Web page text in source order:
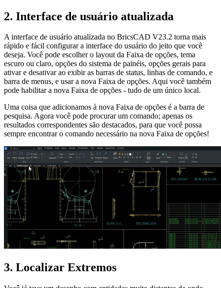
2. Interface de usuário atualizada
A interface de usuário atualizada no BricsCAD V23.2 torna mais
rápido e fácil configurar a interface do usuário do jeito que você
deseja. Você pode escolher o layout da Faixa de opções, tema
escuro ou claro, opções do sistema de painéis, opções gerais para
ativar e desativar ao exibir as barras de status, linhas de comando, e
barra de menus, e usar a nova Faixa de opções. Aqui você também
pode habilitar a nova Faixa de opções - tudo de um único local.
Uma coisa que adicionamos à nova Faixa de opções é a barra de
pesquisa. Agora você pode procurar um comando; apenas os
resultados correspondentes são destacados, para que você possa
sempre encontrar o comando necessário na nova Faixa de opções!
3. Localizar Extremos